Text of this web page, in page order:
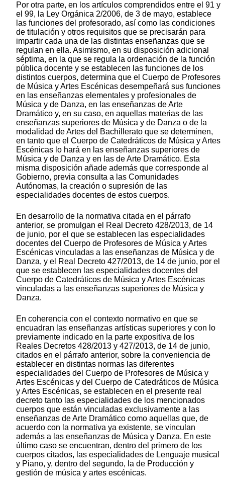
Por otra parte, en los artículos comprendidos entre el 91 y
el 99, la Ley Orgánica 2/2006, de 3 de mayo, establece
las funciones del profesorado, así como las condiciones
de titulación y otros requisitos que se precisarán para
impartir cada una de las distintas enseñanzas que se
regulan en ella. Asimismo, en su disposición adicional
séptima, en la que se regula la ordenación de la función
pública docente y se establecen las funciones de los
distintos cuerpos, determina que el Cuerpo de Profesores
de Música y Artes Escénicas desempeñará sus funciones
en las enseñanzas elementales y profesionales de
Música y de Danza, en las enseñanzas de Arte
Dramático y, en su caso, en aquellas materias de las
enseñanzas superiores de Música y de Danza o de la
modalidad de Artes del Bachillerato que se determinen,
en tanto que el Cuerpo de Catedráticos de Música y Artes
Escénicas lo hará en las enseñanzas superiores de
Música y de Danza y en las de Arte Dramático. Esta
misma disposición añade además que corresponde al
Gobierno, previa consulta a las Comunidades
Autónomas, la creación o supresión de las
especialidades docentes de estos cuerpos.
En desarrollo de la normativa citada en el párrafo
anterior, se promulgan el Real Decreto 428/2013, de 14
de junio, por el que se establecen las especialidades
docentes del Cuerpo de Profesores de Música y Artes
Escénicas vinculadas a las enseñanzas de Música y de
Danza, y el Real Decreto 427/2013, de 14 de junio, por el
que se establecen las especialidades docentes del
Cuerpo de Catedráticos de Música y Artes Escénicas
vinculadas a las enseñanzas superiores de Música y
Danza.
En coherencia con el contexto normativo en que se
encuadran las enseñanzas artísticas superiores y con lo
previamente indicado en la parte expositiva de los
Reales Decretos 428/2013 y 427/2013, de 14 de junio,
citados en el párrafo anterior, sobre la conveniencia de
establecer en distintas normas las diferentes
especialidades del Cuerpo de Profesores de Música y
Artes Escénicas y del Cuerpo de Catedráticos de Música
y Artes Escénicas, se establecen en el presente real
decreto tanto las especialidades de los mencionados
cuerpos que están vinculadas exclusivamente a las
enseñanzas de Arte Dramático como aquellas que, de
acuerdo con la normativa ya existente, se vinculan
además a las enseñanzas de Música y Danza. En este
último caso se encuentran, dentro del primero de los
cuerpos citados, las especialidades de Lenguaje musical
y Piano, y, dentro del segundo, la de Producción y
gestión de música y artes escénicas.